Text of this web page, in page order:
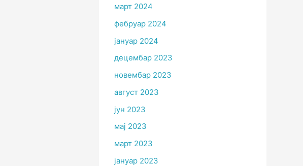
март 2024
фебруар 2024
јануар 2024
децембар 2023
новембар 2023
август 2023
јун 2023
мај 2023
март 2023
јануар 2023